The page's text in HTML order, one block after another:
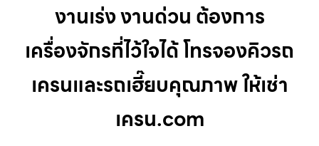
งานเร่ง งานด่วน ต้องการ
เครื่องจักรที่ไว้ใจได้ โทรจองคิวรถ
เครนและรถเฮี๊ยบคุณภาพ ให้เช่า
เครน.com